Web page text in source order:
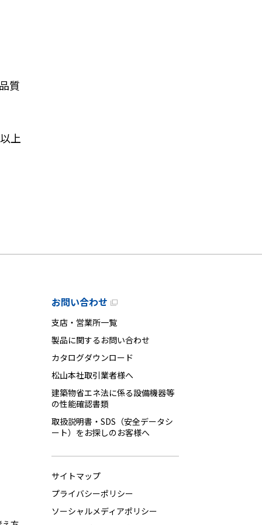
質
以上
お問い合わせ
支店・営業所一覧
製品に関するお問い合わせ
カタログダウンロード
松山本社取引業者様へ
建築物省エネ法に係る設備機器等
の性能確認書類
取扱説明書・SDS（安全データシ
ート）をお探しのお客様へ
サイトマップ
プライバシーポリシー
ソーシャルメディアポリシー